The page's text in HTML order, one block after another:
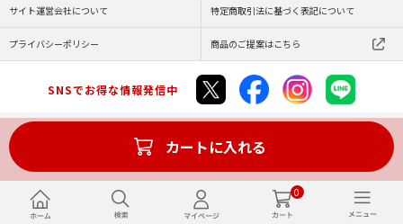
0
カートに入れる
サイト運営会社について 特定商取引法に基づく表記について
プライバシーポリシー 商品のご提案はこちら
SNSでお得な情報発信中